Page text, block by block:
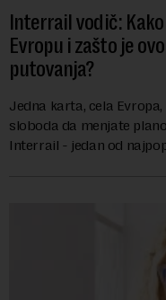
Interrail vodič:
Evropu i zašto je
putovanja?
Jedna karta, cela
sloboda da menjate
Interrail - jedan od